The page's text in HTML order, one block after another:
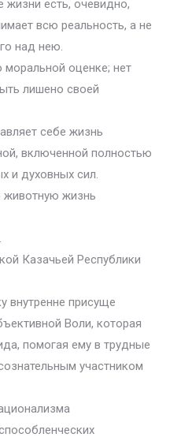
жизни есть, очевидно,
всю реальность, а не
над нею.
моральной оценке; нет
лишено своей
себе жизнь
включенной полностью
и духовных сил.
животную жизнь
Казачьей Республики
внутренне присуще
Воли, которая
помогая ему в трудные
участником